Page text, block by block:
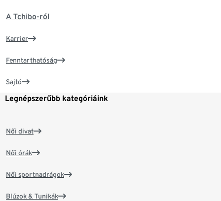
A Tchibo-ról
Karrier
Fenntarthatóság
Sajtó
Legnépszerűbb kategóriáink
Női divat
Női órák
Női sportnadrágok
Blúzok & Tunikák